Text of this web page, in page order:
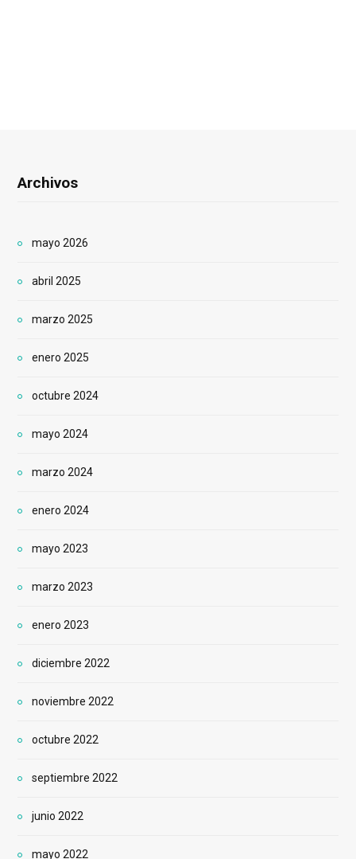
Archivos
mayo 2026
abril 2025
marzo 2025
enero 2025
octubre 2024
mayo 2024
marzo 2024
enero 2024
mayo 2023
marzo 2023
enero 2023
diciembre 2022
noviembre 2022
octubre 2022
septiembre 2022
junio 2022
mayo 2022